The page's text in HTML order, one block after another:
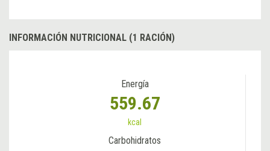
INFORMACIÓN NUTRICIONAL (1 RACIÓN)
Energía
559.67
kcal
Carbohidratos